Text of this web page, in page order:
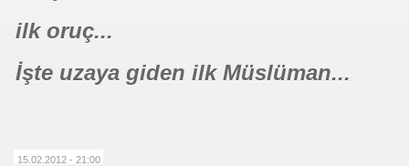
ilk oruç...
İşte uzaya giden ilk Müslüman...
15.02.2012 - 21:00